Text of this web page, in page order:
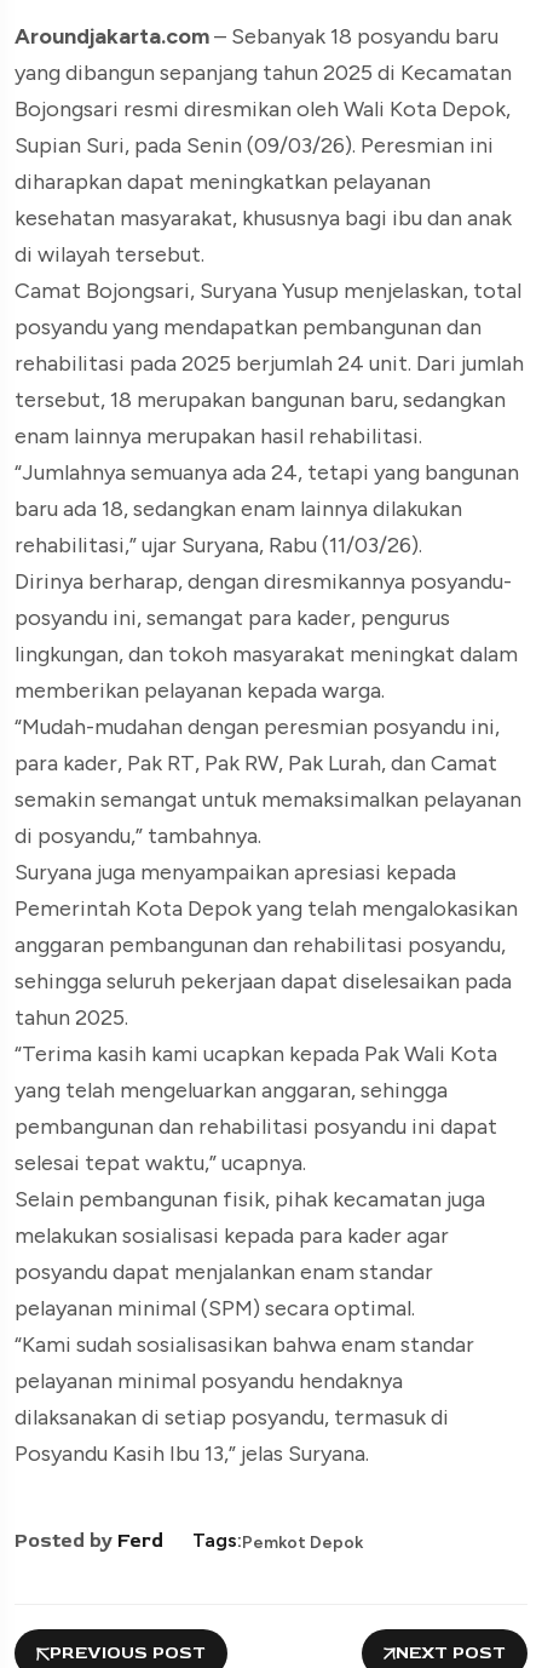
Aroundjakarta.com– Sebanyak 18 posyandu baru
yang dibangun sepanjang tahun 2025 di Kecamatan
Bojongsari resmi diresmikan oleh Wali Kota Depok,
Supian Suri, pada Senin (09/03/26). Peresmian ini
diharapkan dapat meningkatkan pelayanan
kesehatan masyarakat, khususnya bagi ibu dan anak
di wilayah tersebut.
Camat Bojongsari, Suryana Yusup menjelaskan, total
posyandu yang mendapatkan pembangunan dan
rehabilitasi pada 2025 berjumlah 24 unit. Dari jumlah
tersebut, 18 merupakan bangunan baru, sedangkan
enam lainnya merupakan hasil rehabilitasi.
“Jumlahnya semuanya ada 24, tetapi yang bangunan
baru ada 18, sedangkan enam lainnya dilakukan
rehabilitasi,” ujar Suryana, Rabu (11/03/26).
Dirinya berharap, dengan diresmikannya posyandu-
posyandu ini, semangat para kader, pengurus
lingkungan, dan tokoh masyarakat meningkat dalam
memberikan pelayanan kepada warga.
“Mudah-mudahan dengan peresmian posyandu ini,
para kader, Pak RT, Pak RW, Pak Lurah, dan Camat
semakin semangat untuk memaksimalkan pelayanan
di posyandu,” tambahnya.
Suryana juga menyampaikan apresiasi kepada
Pemerintah Kota Depok yang telah mengalokasikan
anggaran pembangunan dan rehabilitasi posyandu,
sehingga seluruh pekerjaan dapat diselesaikan pada
tahun 2025.
“Terima kasih kami ucapkan kepada Pak Wali Kota
yang telah mengeluarkan anggaran, sehingga
pembangunan dan rehabilitasi posyandu ini dapat
selesai tepat waktu,” ucapnya.
Selain pembangunan fisik, pihak kecamatan juga
melakukan sosialisasi kepada para kader agar
posyandu dapat menjalankan enam standar
pelayanan minimal (SPM) secara optimal.
“Kami sudah sosialisasikan bahwa enam standar
pelayanan minimal posyandu hendaknya
dilaksanakan di setiap posyandu, termasuk di
Posyandu Kasih Ibu 13,” jelas Suryana.
Posted by Ferd Tags:Pemkot Depok
PREVIOUS POST NEXT POST